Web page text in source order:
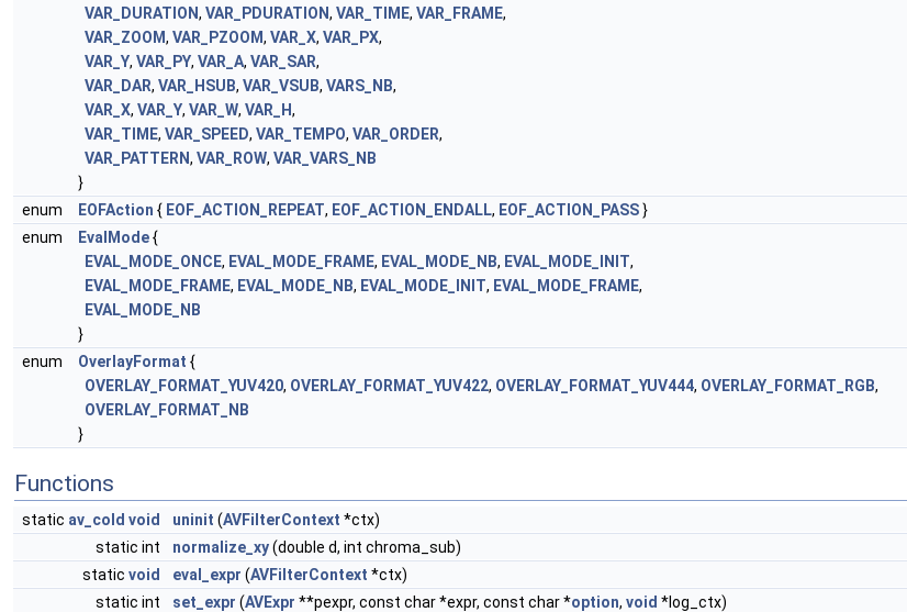
VAR_DURATION, VAR_PDURATION, VAR_TIME, VAR_FRAME,
VAR_ZOOM, VAR_PZOOM, VAR_X, VAR_PX,
VAR_Y, VAR_PY, VAR_A, VAR_SAR,
VAR_DAR, VAR_HSUB, VAR_VSUB, VARS_NB,
VAR_X, VAR_Y, VAR_W, VAR_H,
VAR_TIME, VAR_SPEED, VAR_TEMPO, VAR_ORDER,
VAR_PATTERN, VAR_ROW, VAR_VARS_NB
}
enum
EOFAction { EOF_ACTION_REPEAT, EOF_ACTION_ENDALL, EOF_ACTION_PASS}
enum
EvalMode{
EVAL_MODE_ONCE, EVAL_MODE_FRAME, EVAL_MODE_NB, EVAL_MODE_INIT,
EVAL_MODE_FRAME, EVAL_MODE_NB, EVAL_MODE_INIT, EVAL_MODE_FRAME,
EVAL_MODE_NB
}
enum
OverlayFormat {
OVERLAY_FORMAT_YUV420, OVERLAY_FORMAT_YUV422, OVERLAY_FORMAT_YUV444, OVERLAY_FORMAT_RGB,
OVERLAY_FORMAT_NB
}
Functions
static av_cold void uninit (AVFilterContext *ctx)
static int
normalize_xy(double d, int chroma_sub)
static void eval_expr (AVFilterContext *ctx)
static int
set_expr (AVExpr **pexpr, const char *expr, const char *option, void *log_ctx)